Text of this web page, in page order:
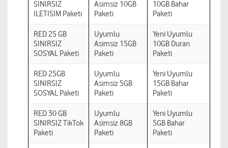
SINIRSIZ
ILETISIM Paketi
Asimsiz 10GB
Paketi
10GB Bahar
Paketi
RED 25 GB
SINIRSIZ
SOSYAL Paketi
Uyumlu
Asimsiz 15GB
Paketi
Yeni Uyumlu
10GB Duran
Paketi
RED 25GB
SINIRSIZ
SOSYAL Paketi
Uyumlu
Asimsiz 5GB
Paketi
Yeni Uyumlu
15GB Bahar
Paketi
RED 30 GB
SINIRSIZ TikTok
Paketi
Uyumlu
Asimsiz 8GB
Paketi
Yeni Uyumlu
5GB Bahar
Paketi